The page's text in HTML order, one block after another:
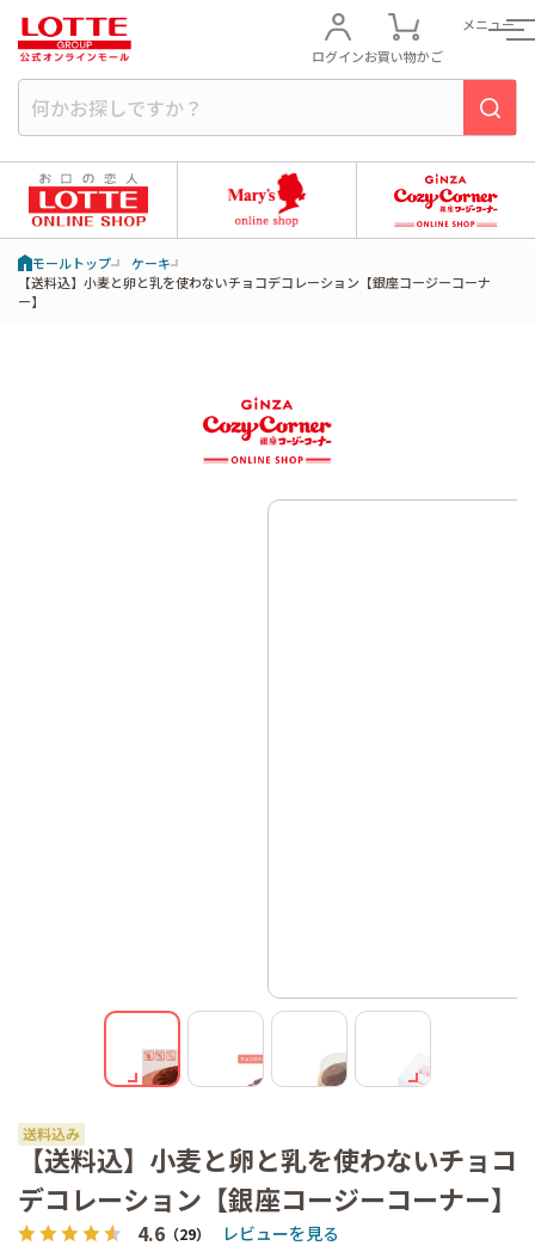
ログインお買い物かご
メニュー
モールトップ
ケーキ
【送料込】小麦と卵と乳を使わないチョコデコレーション【銀座コージーコーナ
ー】
【送料込】小麦と卵と乳を使わないチョコ
デコレーション【銀座コージーコーナー】
4.6 （29） レビューを見る